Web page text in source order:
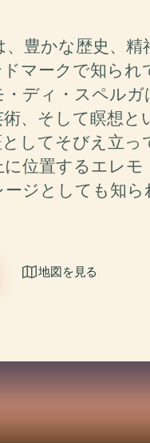
豊かな歴史、精
マークで知られ
ディ・スペルガ
、そして瞑想と
してそびえ立っ
位置するエレモ
ジとしても知ら
地図を見る